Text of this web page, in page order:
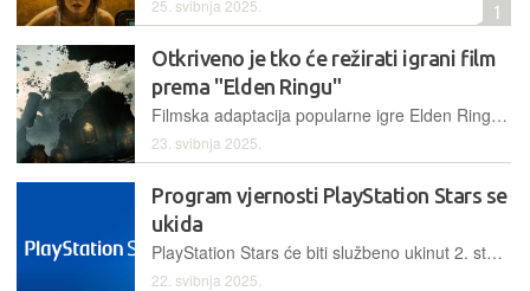
25. svibnja 2025. 1
Otkriveno je tko će režirati igrani film
prema "Elden Ringu"
Filmska adaptacija popularne igre Elden Ring trenutno je u razvoju u produkciji studija A24
23. svibnja 2025.
Program vjernosti PlayStation Stars se
ukida
PlayStation Stars će biti službeno ukinut 2. studenoga sljedeće godine
22. svibnja 2025.